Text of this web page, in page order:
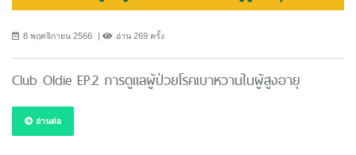
8 พฤศจิกายน 2566 อ่าน 269 ครั้ง
Club Oldie EP.2 การดูแลผู้ป่วยโรคเบาหวานในผู้สูงอายุ
อ่านต่อ